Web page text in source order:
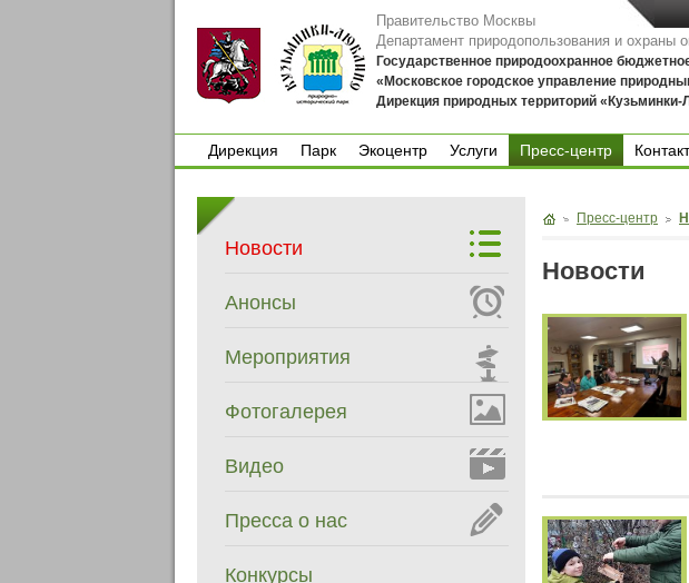
Правительство Москвы
Департамент природопользования и
Государственное природоохранное
«Московское городское управление
Дирекция природных территорий
Дирекция
Парк
Экоцентр
Услуги
Пресс-центр
Новости
Анонсы
Мероприятия
Фотогалерея
Видео
Пресса о нас
Конкурсы
Пресс-центр
Новости